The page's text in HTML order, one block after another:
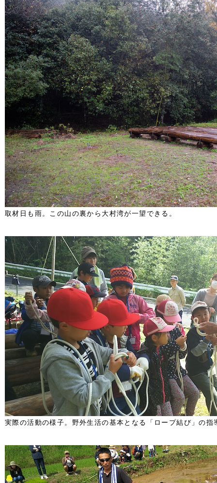
取材日も雨。この山の裏から大村湾が一望できる。
実際の活動の様子。野外生活の基本となる「ロープ結び」の指